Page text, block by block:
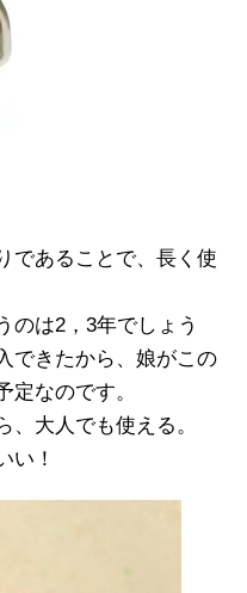
であることで、長く使
のは2，3年でしょう
できたから、娘がこの
定なのです。
、大人でも使える。
い！